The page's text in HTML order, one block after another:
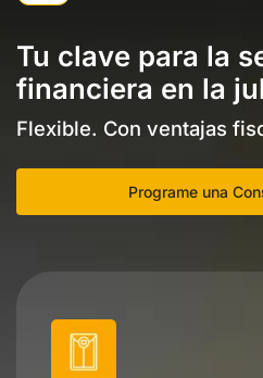
Tu clave para la
financiera en la
Flexible. Con ventajas
Programe una